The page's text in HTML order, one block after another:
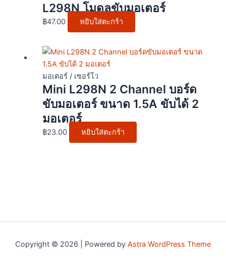
L298N โมดูลขับมอเตอร์
฿47.00 หยิบใส่ตะกร้า
มอเตอร์ / เซอร์โว
Mini L298N 2 Channel บอร์ด
ขับมอเตอร์ ขนาด 1.5A ขับได้ 2
มอเตอร์
฿23.00 หยิบใส่ตะกร้า
Copyright © 2026 | Powered by Astra WordPress Theme